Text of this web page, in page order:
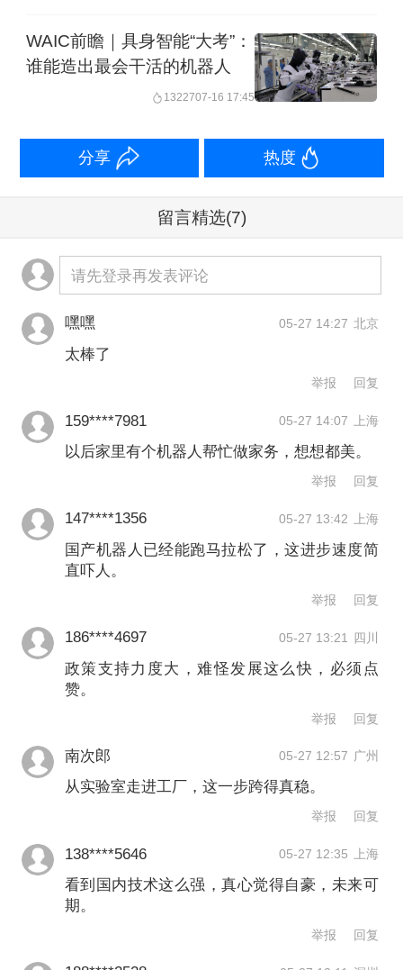
景中胜任多样化任务。随着政策逐步落
地，相关技术有望加速突破，应用场景
在资金端，资本正持续加码人形机器人
30日，全球范围内人形机器人风险投资
著增强。其中，我国市场成为这一轮投
速攀升，早期创业公司数量及融资额均
形机器人本体企业已超过300家，其中我
国企业超过140家，占据全球近半壁江
山。而企业数量的快速增长，叠加高强
度的研发投入，带来了显著的研发成
果。截至2025年底，全球人形机器人专
利总数已超过3万件，专利数量的持续积
在持续高强度的研发投入下，人形机器
人在软硬件两端均实现技术突破，进步
速度持续超出市场预期，产品迭代周期
明显缩短。根据《2025-2026年人形机器
人产业发展研究报告》，2025年全年，
全球共发布超过166款新品人形机器人。
WAIC前瞻｜具身智能“大考”：
谁能造出最会干活的机器人
1322707-16 17:45
分享 热度
留言精选(7)
请先登录再发表评论
嘿嘿 05-27 14:27 北京
太棒了
举报 回复
159****7981 05-27 14:07 上海
以后家里有个机器人帮忙做家务，想想都美。
举报 回复
147****1356 05-27 13:42 上海
国产机器人已经能跑马拉松了，这进步速度简
直吓人。
举报 回复
186****4697 05-27 13:21 四川
政策支持力度大，难怪发展这么快，必须点
赞。
举报 回复
南次郎 05-27 12:57 广州
从实验室走进工厂，这一步跨得真稳。
举报 回复
138****5646 05-27 12:35 上海
看到国内技术这么强，真心觉得自豪，未来可
期。
举报 回复